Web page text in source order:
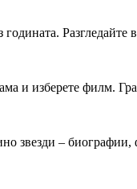
и изберете филм.
звезди –